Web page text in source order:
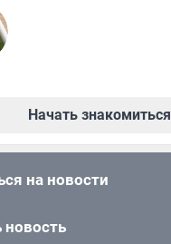
Начать знакомиться
на новости